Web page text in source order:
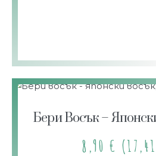
Бери Восък –
8,90 €